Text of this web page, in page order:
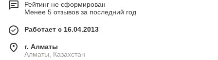
Рейтинг не сформирован
Менее 5 отзывов за последний год
Работает с 16.04.2013
г. Алматы
Алматы, Казахстан